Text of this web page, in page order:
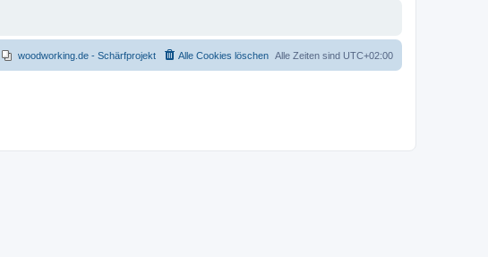
Alle Zeiten sind UTC+02:00
Alle Cookies löschen
woodworking.de - Schärfprojekt